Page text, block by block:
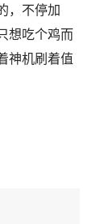
，不停加
想吃个鸡而
神机刷着值